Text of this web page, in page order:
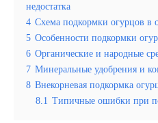
недостатка
4 Схема подкормки огурцов в
5 Особенности подкормки
6 Органические и народные
7 Минеральные удобрения и
8 Внекорневая подкормка
8.1 Типичные ошибки при